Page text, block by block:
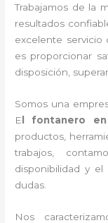
Trabajamos de la
resultados
excelente servicio
es proporcionar
disposición,
Somos una
E
fontanero
productos,
trabajos,
disponibilidad y el
dudas.
Nos